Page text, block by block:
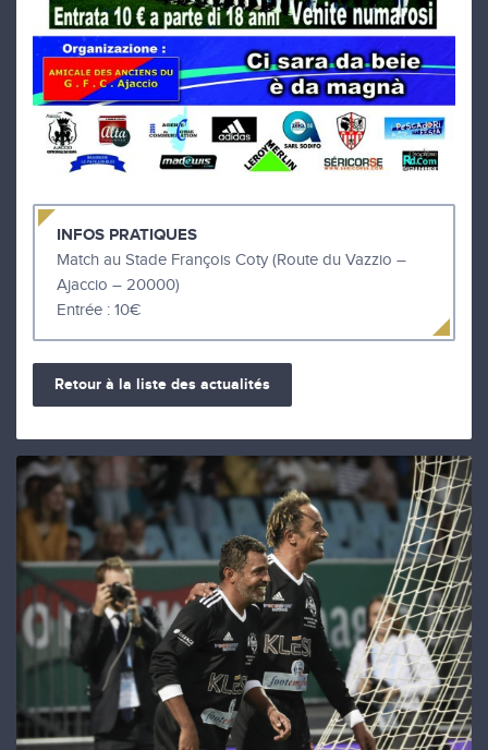
INFOS PRATIQUES
Match au Stade François Coty (Route du Vazzio –
Ajaccio – 20000)
Entrée : 10€
Retour à la liste des actualités